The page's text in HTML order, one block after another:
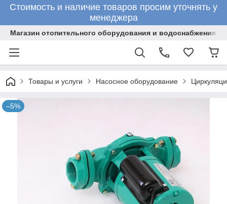
Стоимость и наличие товаров просим уточнять у
менеджера
Магазин отопительного оборудования и водоснабжения
Товары и услуги Насосное оборудование
–5%